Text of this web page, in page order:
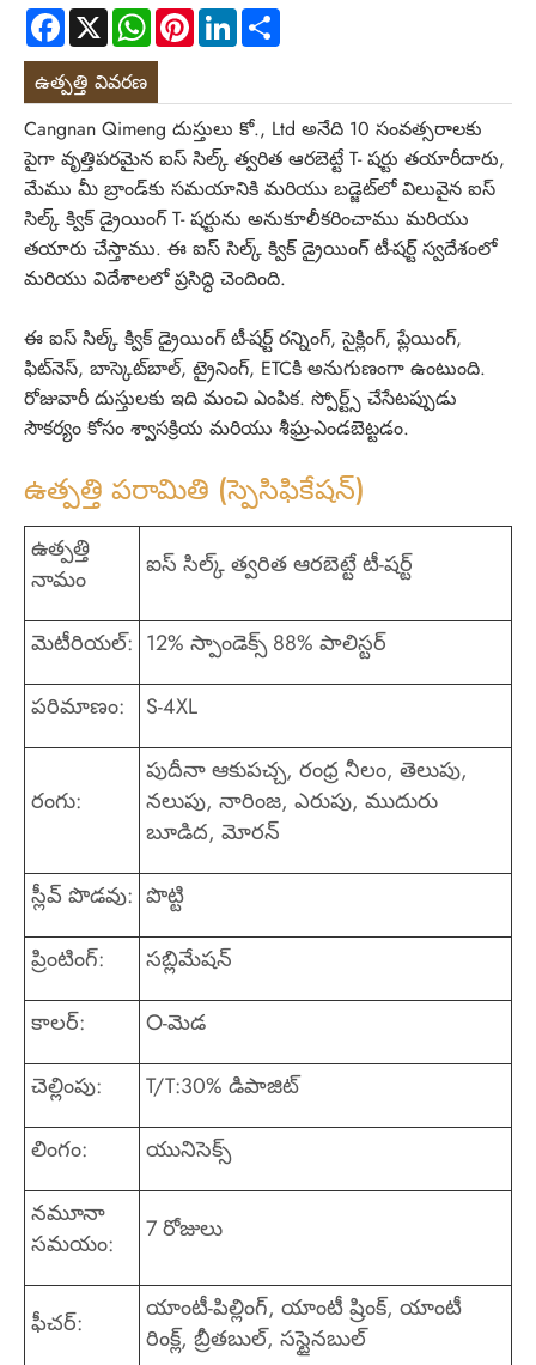
Facebook
X WhatsApp
PinterestLinkedIn
ఉత్పత్తి వివరణ
Cangnan Qimeng దుస్తులు కో., Ltd అనేది 10 సంవత్సరాలకు
పైగా వృత్తిపరమైన ఐస్ సిల్క్ త్వరిత ఆరబెట్టే T- షర్టు తయారీదారు,
మేము మీ బ్రాండ్‌కు సమయానికి మరియు బడ్జెట్‌లో విలువైన ఐస్
సిల్క్ క్విక్ డ్రైయింగ్ T- షర్టును అనుకూలీకరించాము మరియు
తయారు చేస్తాము. ఈ ఐస్ సిల్క్ క్విక్ డ్రైయింగ్ టీ-షర్ట్ స్వదేశంలో
మరియు విదేశాలలో ప్రసిద్ధి చెందింది.
ఈ ఐస్ సిల్క్ క్విక్ డ్రైయింగ్ టీ-షర్ట్ రన్నింగ్, సైక్లింగ్, ప్లేయింగ్,
ఫిట్‌నెస్, బాస్కెట్‌బాల్, ట్రైనింగ్, ETCకి అనుగుణంగా ఉంటుంది.
రోజువారీ దుస్తులకు ఇది మంచి ఎంపిక. స్పోర్ట్స్ చేసేటప్పుడు
సౌకర్యం కోసం శ్వాసక్రియ మరియు శీఘ్ర-ఎండబెట్టడం.
ఉత్పత్తి పరామితి (స్పెసిఫికేషన్)
ఉత్పత్తి
నామం
ఐస్ సిల్క్ త్వరిత ఆరబెట్టే టీ-షర్ట్
మెటీరియల్: 12% స్పాండెక్స్ 88% పాలిస్టర్
పరిమాణం: S-4XL
రంగు:
పుదీనా ఆకుపచ్చ, రంధ్ర నీలం, తెలుపు,
నలుపు, నారింజ, ఎరుపు, ముదురు
బూడిద, మోరన్
స్లీవ్ పొడవు: పొట్టి
ప్రింటింగ్: సబ్లిమేషన్
కాలర్: O-మెడ
చెల్లింపు: T/T:30% డిపాజిట్
లింగం: యునిసెక్స్
నమూనా
సమయం:
7 రోజులు
ఫీచర్:
యాంటీ-పిల్లింగ్, యాంటీ ష్రింక్, యాంటీ
రింక్ల్, బ్రీతబుల్, సస్టైనబుల్